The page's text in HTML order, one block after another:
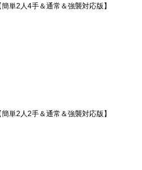
単2人4手＆通常＆強襲対応版】
単2人2手＆通常＆強襲対応版】